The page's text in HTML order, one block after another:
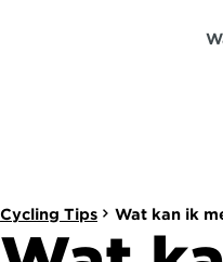
Cycling Tips Wat kan ik